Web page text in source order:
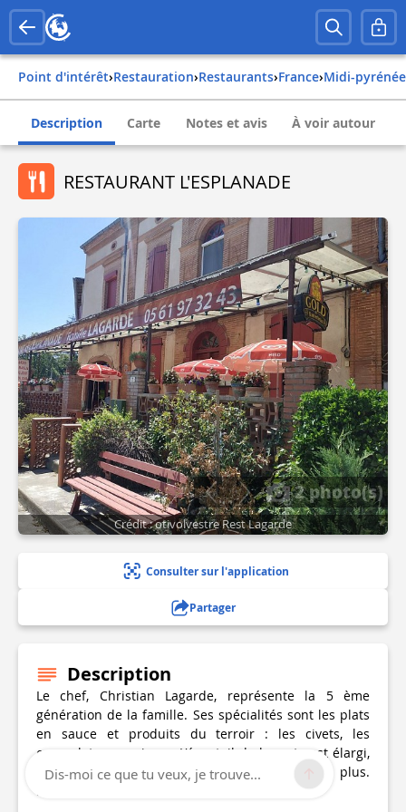
Point d'intérêt› Restauration› Restaurants› france› midi-
Description Carte Notes et avis À voir autour
RESTAURANT L'ESPLANADE
2 photo(s)
Crédit : otivolvestre Rest Lagarde
Consulter sur l'application
Partager
Description
Le chef, Christian Lagarde, représente la 5 ème
génération de la famille. Ses spécialités sont les plats
en sauce et produits du terroir : les civets, les
cassoulets, navarins ... L'éventail de la carte est élargi,
les tarifs vont de 12 euros à 34 euros ou plus.
Réservation conseillée le week-end et le soir.
Dis-moi ce que tu veux, je trouve...